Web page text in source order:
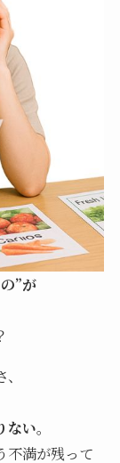
”が
ない。
不満が残って